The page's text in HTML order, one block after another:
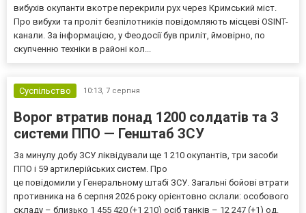
вибухів окупанти вкотре перекрили рух через Кримський міст.
Про вибухи та проліт безпілотників повідомляють місцеві OSINT-
канали. За інформацією, у Феодосії був приліт, ймовірно, по
скупченню техніки в районі кол...
Суспільство 10:13, 7 серпня
Ворог втратив понад 1200 солдатів та 3
системи ППО — Генштаб ЗСУ
За минулу добу ЗСУ ліквідували ще 1 210 окупантів, три засоби
ППО і 59 артилерійських систем. Про
це повідомили у Генеральному штабі ЗСУ. Загальні бойові втрати
противника на 6 серпня 2026 року орієнтовно склали: особового
складу – близько 1 455 420 (+1 210) осіб танків – 12 247 (+1) од.